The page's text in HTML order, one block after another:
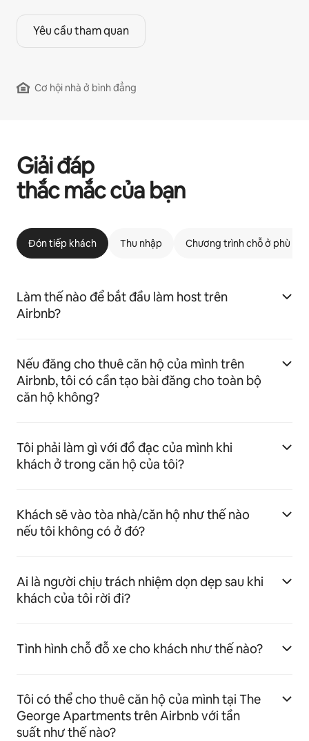
Yêu cầu tham quan
Cơ hội nhà ở bình đẳng
Giải đáp
thắc mắc của bạn
Đón tiếp khách Thu nhập Chương trình chỗ ở phù
Làm thế nào để bắt đầu làm host trên
Airbnb?
Nếu đăng cho thuê căn hộ của mình trên
Airbnb, tôi có cần tạo bài đăng cho toàn bộ
căn hộ không?
Tôi phải làm gì với đồ đạc của mình khi
khách ở trong căn hộ của tôi?
Khách sẽ vào tòa nhà/căn hộ như thế nào
nếu tôi không có ở đó?
Ai là người chịu trách nhiệm dọn dẹp sau khi
khách của tôi rời đi?
Tình hình chỗ đỗ xe cho khách như thế nào?
Tôi có thể cho thuê căn hộ của mình tại The
George Apartments trên Airbnb với tần
suất như thế nào?